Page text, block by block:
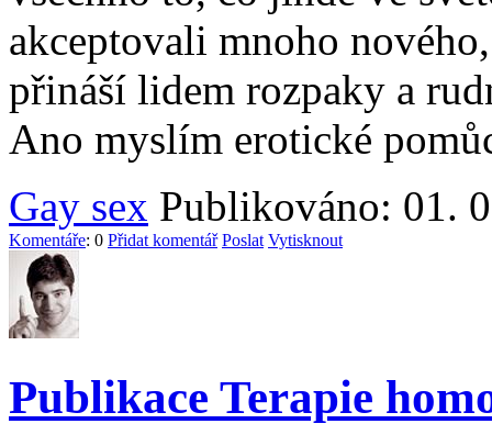
akceptovali mnoho
přináší lidem rozpaky a
Ano myslím erotické
Gay sex Publikováno: 01.
Komentáře: 0 Přidat komentář Poslat Vytisknout
Publikace Terapie